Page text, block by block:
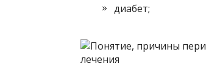
диабет;